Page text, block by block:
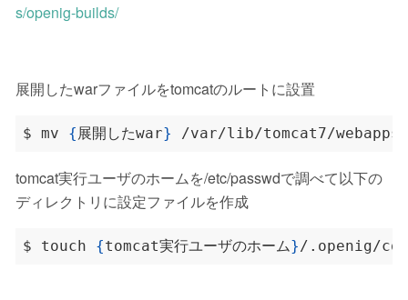
s/openig-builds/
展開したwarファイルをtomcatのルートに設置
$ mv {展開したwar}
tomcat実行ユーザのホームを/etc/passwdで調べて以下の
ディレクトリに設定ファイルを作成
$ touch {tomcat実行ユーザのホーム}